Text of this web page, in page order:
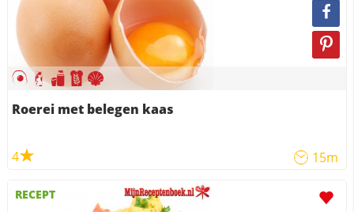
Roerei met belegen kaas
4 15m
RECEPT